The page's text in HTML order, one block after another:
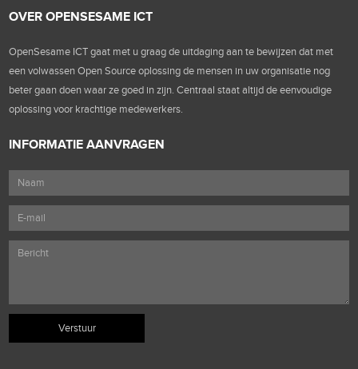
OVER OPENSESAME ICT
OpenSesame ICT gaat met u graag de uitdaging aan te bewijzen dat met
een volwassen Open Source oplossing de mensen in uw organisatie nog
beter gaan doen waar ze goed in zijn. Centraal staat altijd de eenvoudige
oplossing voor krachtige medewerkers.
INFORMATIE AANVRAGEN